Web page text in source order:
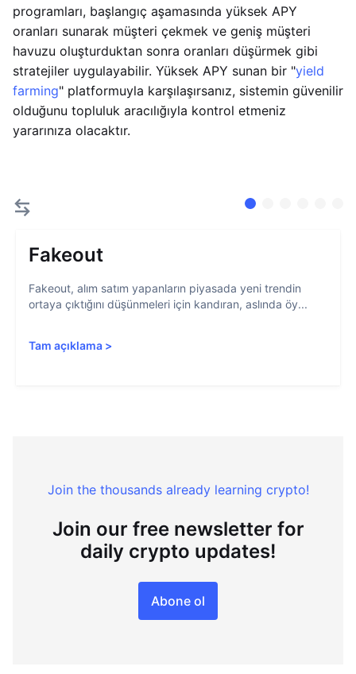
programları, başlangıç aşamasında yüksek APY
oranları sunarak müşteri çekmek ve geniş müşteri
havuzu oluşturduktan sonra oranları düşürmek gibi
stratejiler uygulayabilir. Yüksek APY sunan bir "yield
farming" platformuyla karşılaşırsanız, sistemin güvenilir
olduğunu topluluk aracılığıyla kontrol etmeniz
yararınıza olacaktır.
Fakeout
Fakeout, alım satım yapanların piyasada yeni trendin
ortaya çıktığını düşünmeleri için kandıran, aslında öy...
Tam açıklama >
Join the thousands already learning crypto!
Join our free newsletter for
daily crypto updates!
Abone ol